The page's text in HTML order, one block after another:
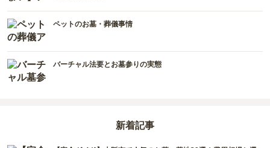
徳島県
鹿児島県
ペットのお墓・葬儀事情
バーチャル法要とお墓参りの実態
新着記事